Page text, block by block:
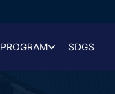
PROGRAM SDGS